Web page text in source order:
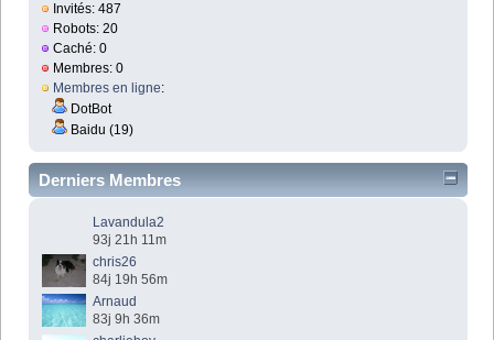
Invités: 487
Robots: 20
Caché: 0
Membres: 0
Membres en ligne:
DotBot
Baidu (19)
Derniers Membres
Lavandula2
93j 21h 11m
chris26
84j 19h 56m
Arnaud
83j 9h 36m